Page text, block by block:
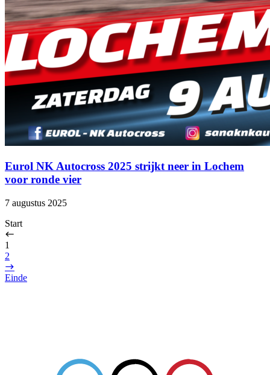
Eurol NK Autocross 2025 strijkt neer in Lochem
voor ronde vier
7 augustus 2025
Start
1
2
Einde